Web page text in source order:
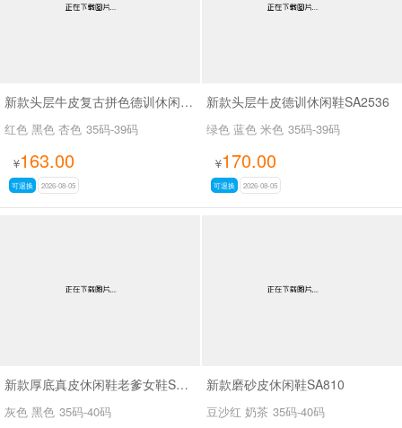
新款头层牛皮复古拼色德训休闲鞋SA2535
红色 黑色 杏色 35码-39码
¥163.00
可退换 2026-08-05
新款头层牛皮德训休闲鞋SA2536
绿色 蓝色 米色 35码-39码
¥170.00
可退换 2026-08-05
新款厚底真皮休闲鞋老爹女鞋SA7602-1
灰色 黑色 35码-40码
新款磨砂皮休闲鞋SA810
豆沙红 奶茶 35码-40码